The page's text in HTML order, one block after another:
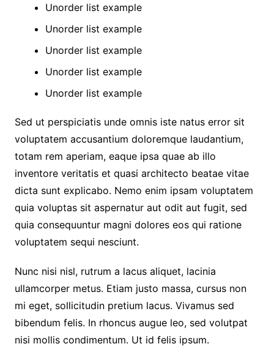
Unorder list example
Unorder list example
Unorder list example
Unorder list example
Unorder list example
Sed ut perspiciatis unde omnis iste natus error sit
voluptatem accusantium doloremque laudantium,
totam rem aperiam, eaque ipsa quae ab illo
inventore veritatis et quasi architecto beatae vitae
dicta sunt explicabo. Nemo enim ipsam voluptatem
quia voluptas sit aspernatur aut odit aut fugit, sed
quia consequuntur magni dolores eos qui ratione
voluptatem sequi nesciunt.
Nunc nisi nisl, rutrum a lacus aliquet, lacinia
ullamcorper metus. Etiam justo massa, cursus non
mi eget, sollicitudin pretium lacus. Vivamus sed
bibendum felis. In rhoncus augue leo, sed volutpat
nisi mollis condimentum. Ut id felis ipsum.